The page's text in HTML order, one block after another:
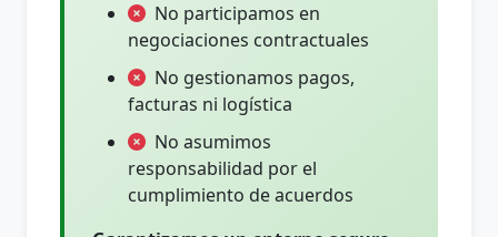
No participamos en
negociaciones contractuales
No gestionamos pagos,
facturas ni logística
No asumimos
responsabilidad por el
cumplimiento de acuerdos